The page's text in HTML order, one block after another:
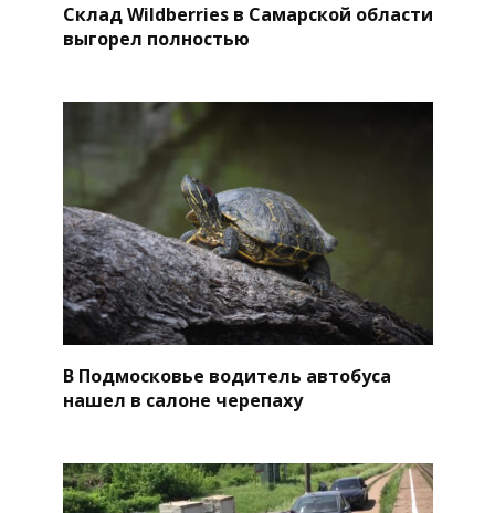
Склад Wildberries в Самарской области
выгорел полностью
В Подмосковье водитель автобуса
нашел в салоне черепаху